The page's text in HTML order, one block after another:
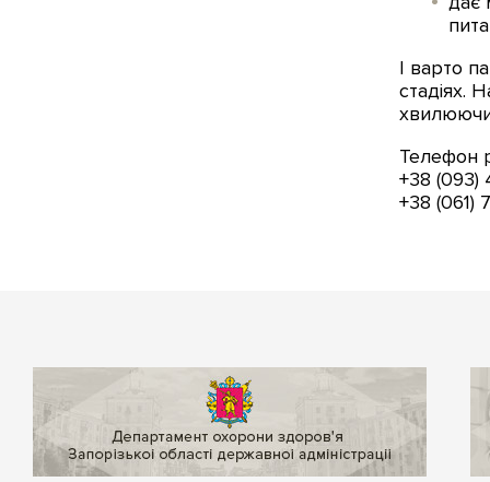
І варто
стадіях.
Телефон
+38 (093)
+38 (061)